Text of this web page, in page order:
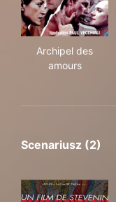
Archipel des
amours
Scenariusz (2)